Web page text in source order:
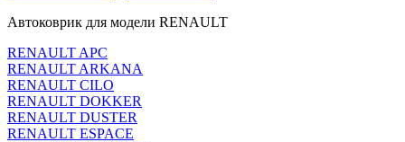
Автоковрик для модели RENAULT
RENAULT APC
RENAULT ARKANA
RENAULT CILO
RENAULT DOKKER
RENAULT DUSTER
RENAULT ESPACE